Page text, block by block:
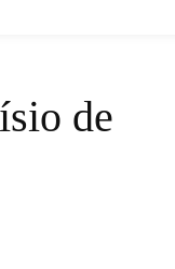
de